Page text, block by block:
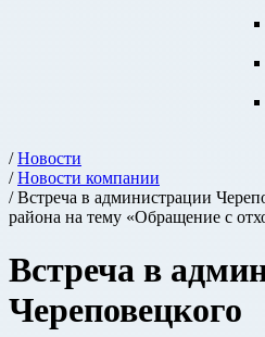
/Новости
/Новости компании
/ Встреча в администрации
района на тему «Обращение с
Встреча в
Череповецкого